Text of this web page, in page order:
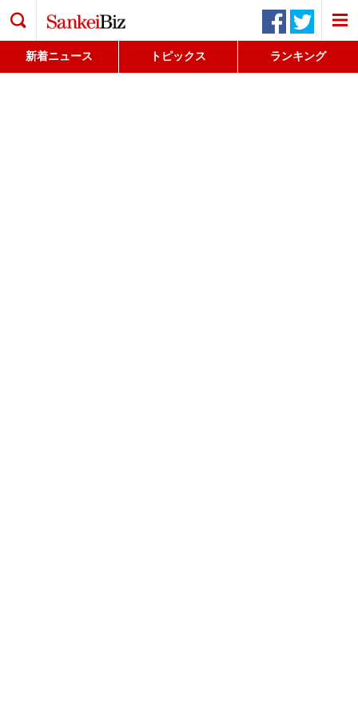
新着ニュース トピックス ランキング